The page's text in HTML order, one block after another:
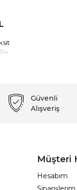
Güvenli
Alışveriş
Müşteri
Hesabım